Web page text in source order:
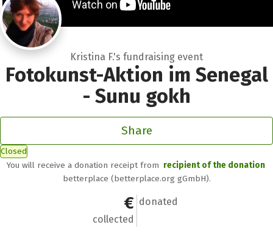
Kristina F.'s fundraising event
Fotokunst-Aktion im Senegal
- Sunu gokh
Share
Closed
You will receive a donation receipt from recipient of the donation
betterplace (betterplace.org gGmbH).
€260
collected
12
donated